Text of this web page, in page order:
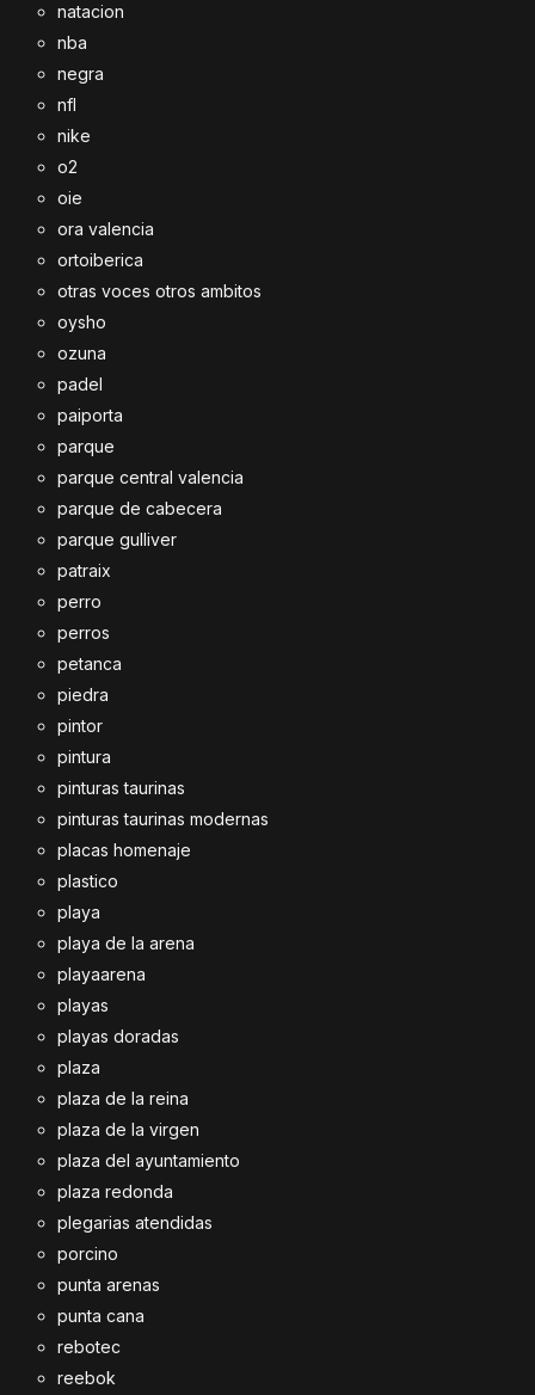
natacion
nba
negra
nfl
nike
o2
oie
ora valencia
ortoiberica
otras voces otros ambitos
oysho
ozuna
padel
paiporta
parque
parque central valencia
parque de cabecera
parque gulliver
patraix
perro
perros
petanca
piedra
pintor
pintura
pinturas taurinas
pinturas taurinas modernas
placas homenaje
plastico
playa
playa de la arena
playaarena
playas
playas doradas
plaza
plaza de la reina
plaza de la virgen
plaza del ayuntamiento
plaza redonda
plegarias atendidas
porcino
punta arenas
punta cana
rebotec
reebok